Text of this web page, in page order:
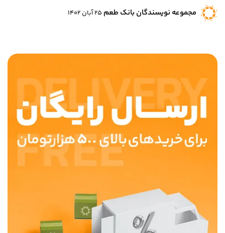
مجموعه نویسندگان بانک طعم 25 آبان 1402